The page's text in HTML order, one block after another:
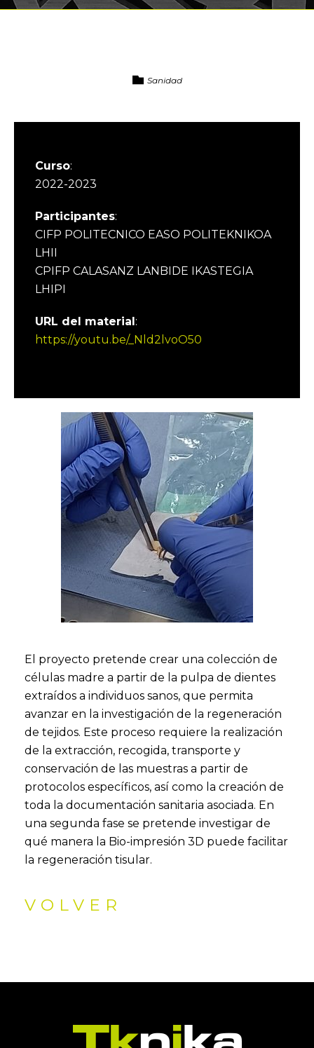
Sanidad
Curso:
2022-2023
Participantes:
CIFP POLITECNICO EASO POLITEKNIKOA
LHII
CPIFP CALASANZ LANBIDE IKASTEGIA
LHIPI
URL del material:
https://youtu.be/_Nld2lvoO50
El proyecto pretende crear una colección de
células madre a partir de la pulpa de dientes
extraídos a individuos sanos, que permita
avanzar en la investigación de la regeneración
de tejidos. Este proceso requiere la realización
de la extracción, recogida, transporte y
conservación de las muestras a partir de
protocolos específicos, así como la creación de
toda la documentación sanitaria asociada. En
una segunda fase se pretende investigar de
qué manera la Bio-impresión 3D puede facilitar
la regeneración tisular.
VOLVER